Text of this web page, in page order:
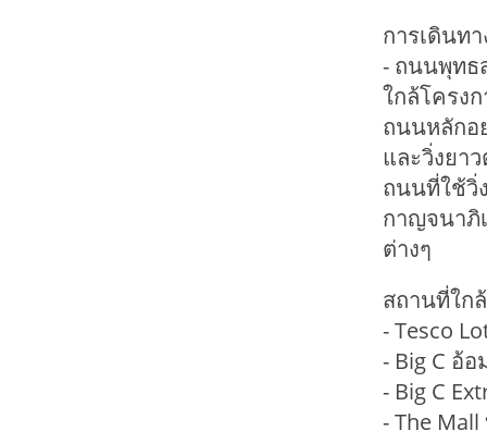
การเดินทา
- ถนนพุทธ
ใกล้โครง
ถนนหลักอ
และวิ่งยา
ถนนที่ใช้วิ่
กาญจนาภิ
ต่างๆ
สถานที่ใก
- Tesco
- Big C อ้
- Big C
- The